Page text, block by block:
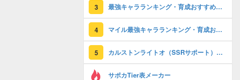
3 最強キャラランキング・育成おすすめウマ娘
4 マイル最強キャラランキング・育成おすすめウマ娘
5 カルストンライトオ（SSRサポート）の評価とスキル・引くべき？
サポカTier表メーカー